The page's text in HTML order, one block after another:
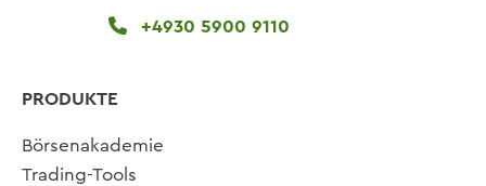
+4930 5900 9110
PRODUKTE
Börsenakademie
Trading-Tools